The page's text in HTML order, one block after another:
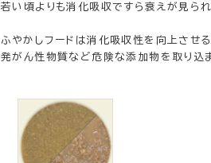
若い頃よりも消化吸収ですら衰えが見ら
ふやかしフードは消化吸収性を向上させ
発がん性物質など危険な添加物を取り込